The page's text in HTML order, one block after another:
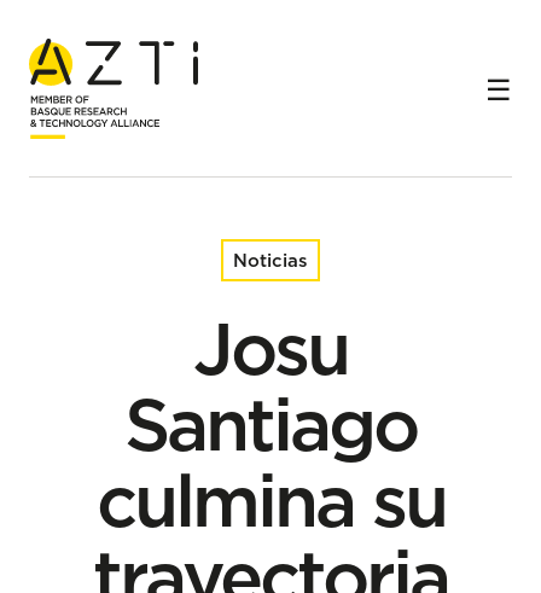
Inicio
Noticias
Josu Santiago culmina su trayectoria en AZTI y se
incorpora al Consejo de Dirección de ISSF
Noticias
Josu
Santiago
culmina su